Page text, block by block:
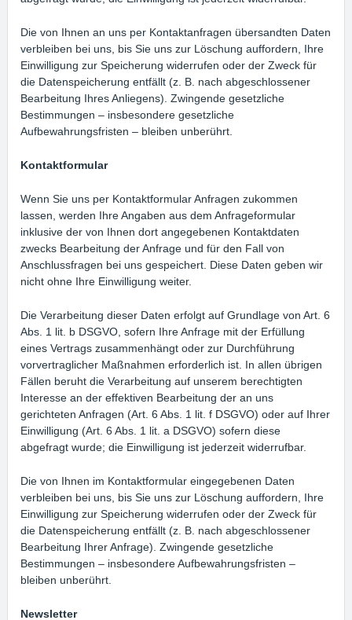
Die von Ihnen an uns per Kontaktanfragen übersandten Daten
verbleiben bei uns, bis Sie uns zur Löschung auffordern, Ihre
Einwilligung zur Speicherung widerrufen oder der Zweck für
die Datenspeicherung entfällt (z. B. nach abgeschlossener
Bearbeitung Ihres Anliegens). Zwingende gesetzliche
Bestimmungen – insbesondere gesetzliche
Aufbewahrungsfristen – bleiben unberührt.
Kontaktformular
Wenn Sie uns per Kontaktformular Anfragen zukommen
lassen, werden Ihre Angaben aus dem Anfrageformular
inklusive der von Ihnen dort angegebenen Kontaktdaten
zwecks Bearbeitung der Anfrage und für den Fall von
Anschlussfragen bei uns gespeichert. Diese Daten geben wir
nicht ohne Ihre Einwilligung weiter.
Die Verarbeitung dieser Daten erfolgt auf Grundlage von Art. 6
Abs. 1 lit. b DSGVO, sofern Ihre Anfrage mit der Erfüllung
eines Vertrags zusammenhängt oder zur Durchführung
vorvertraglicher Maßnahmen erforderlich ist. In allen übrigen
Fällen beruht die Verarbeitung auf unserem berechtigten
Interesse an der effektiven Bearbeitung der an uns
gerichteten Anfragen (Art. 6 Abs. 1 lit. f DSGVO) oder auf Ihrer
Einwilligung (Art. 6 Abs. 1 lit. a DSGVO) sofern diese
abgefragt wurde; die Einwilligung ist jederzeit widerrufbar.
Die von Ihnen im Kontaktformular eingegebenen Daten
verbleiben bei uns, bis Sie uns zur Löschung auffordern, Ihre
Einwilligung zur Speicherung widerrufen oder der Zweck für
die Datenspeicherung entfällt (z. B. nach abgeschlossener
Bearbeitung Ihrer Anfrage). Zwingende gesetzliche
Bestimmungen – insbesondere Aufbewahrungsfristen –
bleiben unberührt.
Newsletter